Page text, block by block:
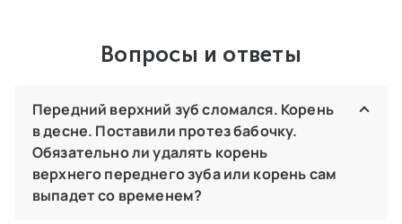
Вопросы и ответы
Передний верхний зуб сломался. Корень
в десне. Поставили протез бабочку.
Обязательно ли удалять корень
верхнего переднего зуба или корень сам
выпадет со временем?